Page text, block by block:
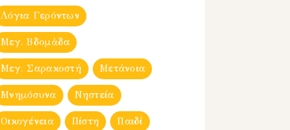
Λόγια Γερόντων
Μεγ. Βδομἀδα
Μεγ. Σαρακοστή Μετάνοια
Μνημόσυνα Νηστεία
Οικογένεια Πίστη Παιδί